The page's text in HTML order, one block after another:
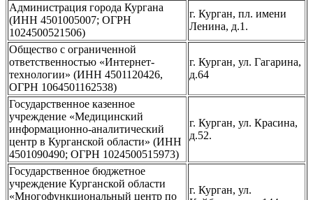
Администрация города Кургана
(ИНН 4501005007; ОГРН
1024500521506)
г. Курган, пл. имени
Ленина, д.1.
Общество с ограниченной
ответственностью «Интернет-
технологии» (ИНН 4501120426,
ОГРН 1064501162538)
г. Курган, ул. Гагарина,
д.64
Государственное казенное
учреждение «Медицинский
информационно-аналитический
центр в Курганской области» (ИНН
4501090490; ОГРН 1024500515973)
г. Курган, ул. Красина,
д.52.
Государственное бюджетное
учреждение Курганской области
«Многофункциональный центр по
г. Курган, ул.